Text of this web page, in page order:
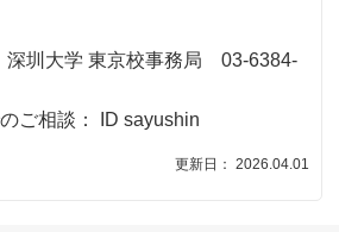
深圳大学 東京校事務局 03-6384-
ご相談： ID sayushin
更新日： 2026.04.01